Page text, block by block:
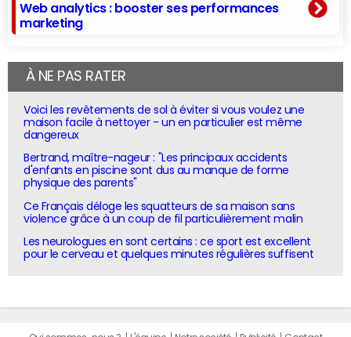
Web analytics : booster ses performances
marketing
À NE PAS RATER
Voici les revêtements de sol à éviter si vous voulez une
maison facile à nettoyer - un en particulier est même
dangereux
Bertrand, maître-nageur : "Les principaux accidents
d'enfants en piscine sont dus au manque de forme
physique des parents"
Ce Français déloge les squatteurs de sa maison sans
violence grâce à un coup de fil particulièrement malin
Les neurologues en sont certains : ce sport est excellent
pour le cerveau et quelques minutes régulières suffisent